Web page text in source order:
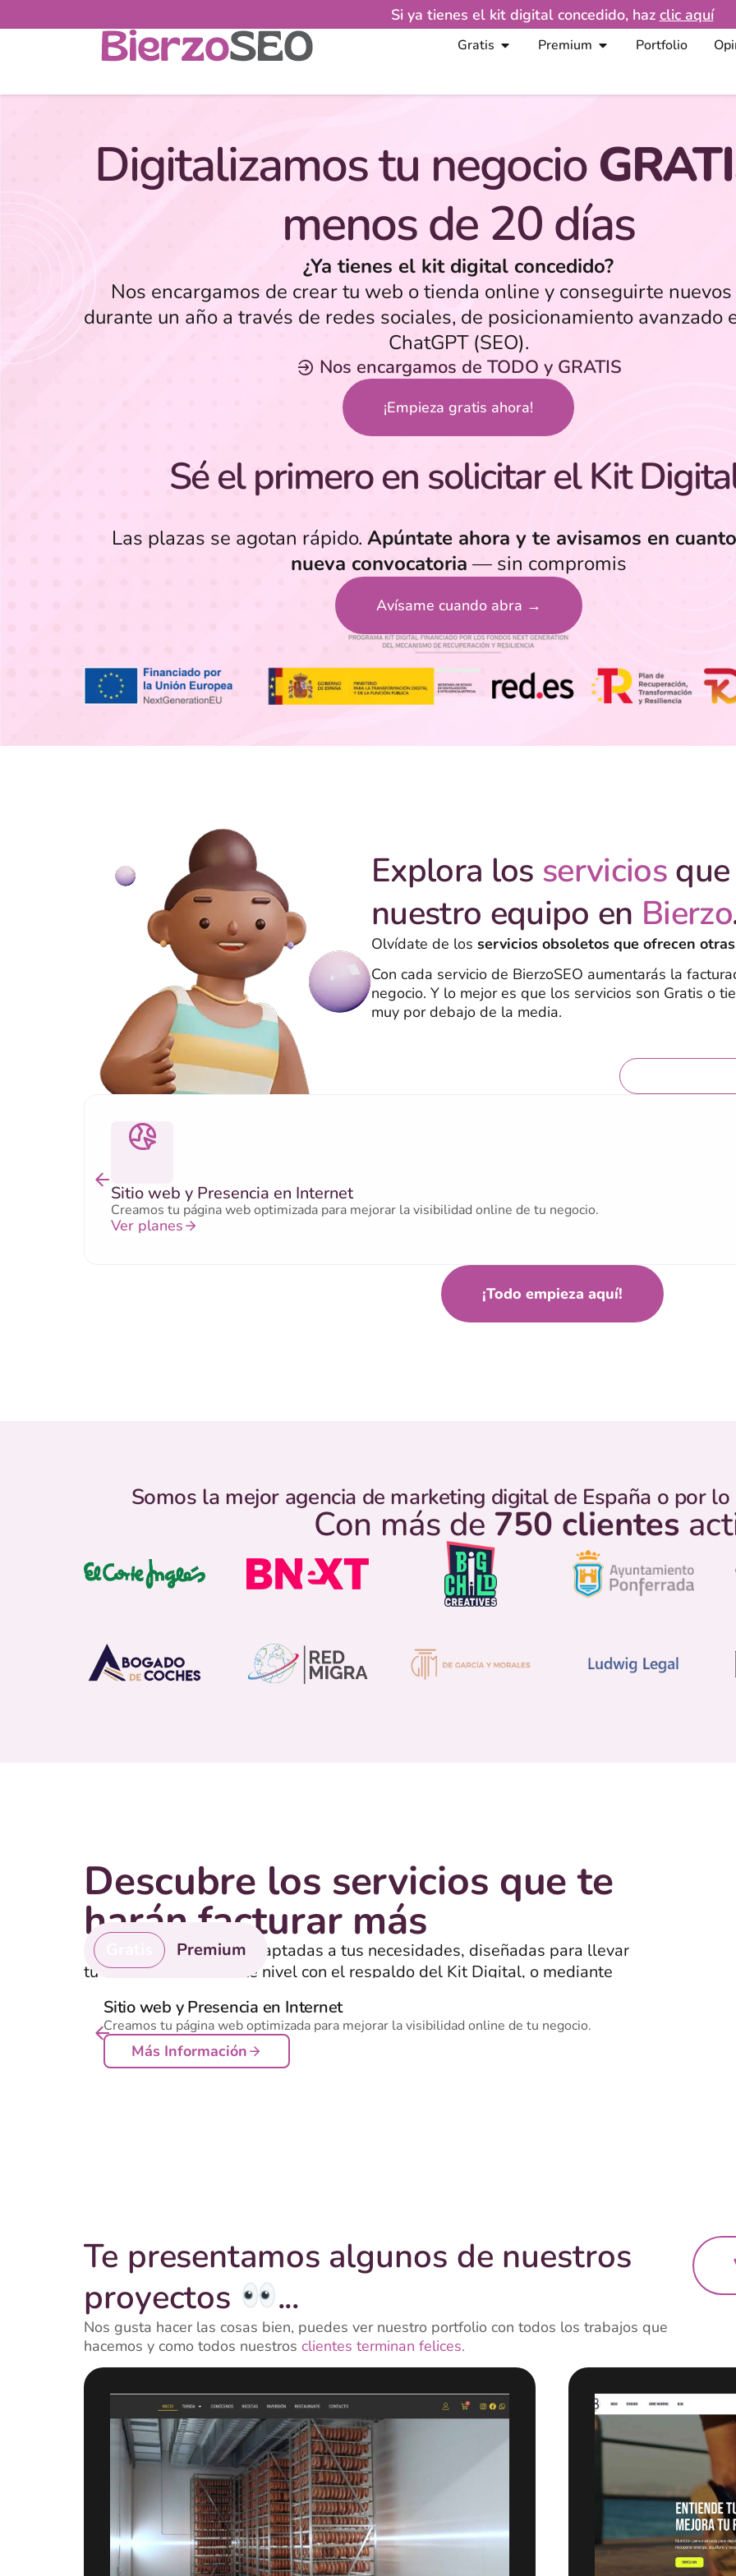
Si ya tienes el kit digital concedido, haz clic aquí
Gratis Premium Portfolio
Digitalizamos tu negocio
menos de 20 días
¿Ya tienes el kit digital concedido?
Nos encargamos de crear tu web o tienda online y conseguirte
durante un año a través de redes sociales, de posicionamiento avanzado
ChatGPT (SEO).
Nos encargamos de TODO y GRATIS
¡Empieza gratis ahora!
Sé el primero en solicitar el Kit
Las plazas se agotan rápido. Apúntate ahora y te avisamos en
nueva convocatoria — sin compromis
Avísame cuando abra →
Explora los servicios
nuestro equipo en Bierzo
Olvídate de los servicios obsoletos que ofrecen
Con cada servicio de BierzoSEO aumentarás la
negocio. Y lo mejor es que los servicios son Gratis o
muy por debajo de la media.
Sitio web y Presencia en Internet
Creamos tu página web optimizada para mejorar la visibilidad online de tu negocio.
Ver planes
¡Todo empieza aquí!
Somos la mejor agencia de marketing digital de España o por
Con más de 750 clientes
Descubre los servicios que te
harán facturar más
Encuentra soluciones adaptadas a tus necesidades, diseñadas para llevar
tu empresa al siguiente nivel con el respaldo del Kit Digital, o mediante
Premium
Sitio web y Presencia en Internet
Creamos tu página web optimizada para mejorar la visibilidad online de tu negocio.
Más Información
Te presentamos algunos de nuestros
proyectos
...
Nos gusta hacer las cosas bien, puedes ver nuestro portfolio con todos los trabajos que
hacemos y como todos nuestros clientes terminan felices.